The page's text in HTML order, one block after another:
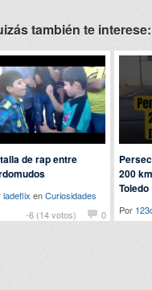
también te interese:
-6 (14 votos) 0
de rap entre
ladeflix enCuriosidades
200
Toledo
Por